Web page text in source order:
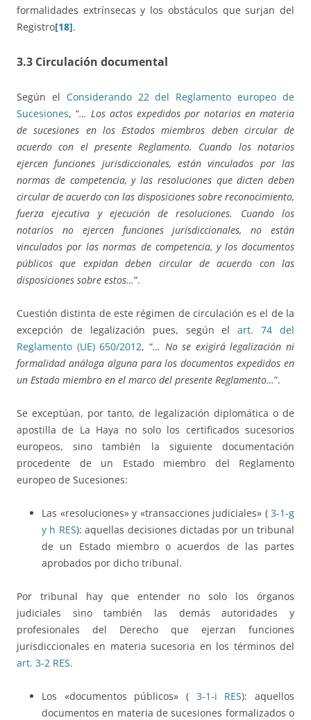
formalidades extrínsecas y los obstáculos que surjan del
Registro[18].
3.3 Circulación documental
Según el Considerando 22 del Reglamento europeo de
Sucesiones, “… Los actos expedidos por notarios en materia
de sucesiones en los Estados miembros deben circular de
acuerdo con el presente Reglamento. Cuando los notarios
ejercen funciones jurisdiccionales, están vinculados por las
normas de competencia, y las resoluciones que dicten deben
circular de acuerdo con las disposiciones sobre reconocimiento,
fuerza ejecutiva y ejecución de resoluciones. Cuando los
notarios no ejercen funciones jurisdiccionales, no están
vinculados por las normas de competencia, y los documentos
públicos que expidan deben circular de acuerdo con las
disposiciones sobre estos…”.
Cuestión distinta de este régimen de circulación es el de la
excepción de legalización pues, según elart. 74 del
Reglamento (UE) 650/2012, “… No se exigirá legalización ni
formalidad análoga alguna para los documentos expedidos en
un Estado miembro en el marco del presente Reglamento…”.
Se exceptúan, por tanto, de legalización diplomática o de
apostilla de La Haya no solo los certificados sucesorios
europeos, sino también la siguiente documentación
procedente de un Estado miembro del Reglamento
europeo de Sucesiones:
Las «resoluciones» y «transacciones judiciales» (3-1-g
y h RES): aquellas decisiones dictadas por un tribunal
de un Estado miembro o acuerdos de las partes
aprobados por dicho tribunal.
Por tribunal hay que entender no solo los órganos
judiciales sino también las demás autoridades y
profesionales del Derecho que ejerzan funciones
jurisdiccionales en materia sucesoria en los términos del
art. 3-2 RES.
Los «documentos públicos» ( 3-1-i RES): aquellos
documentos en materia de sucesiones formalizados o